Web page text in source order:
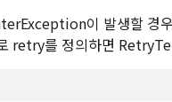
이 발생할 경
retry를 정의하면